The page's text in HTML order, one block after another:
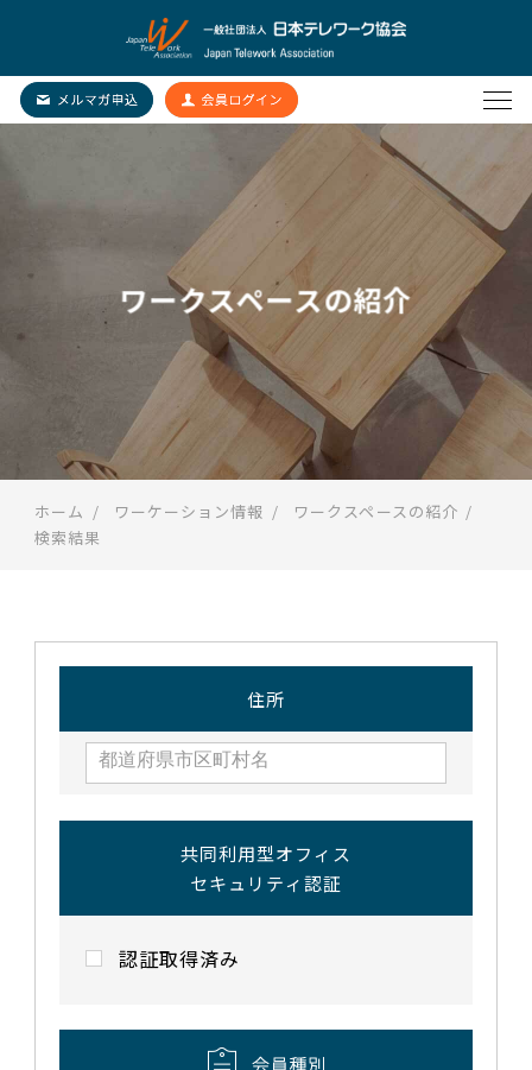
ワークスペースの紹介
ホーム ワーケーション情報
ワークスペースの紹介
検索結果
住所
共同利用型オフィス
セキュリティ認証
認証取得済み